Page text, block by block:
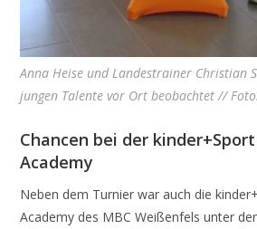
Anna Heise und Landestrainer Christian
jungen Talente vor Ort beobachtet // Foto:
Chancen bei der
Academy
Neben dem Turnier war auch die
Academy des MBC Weißenfels unter